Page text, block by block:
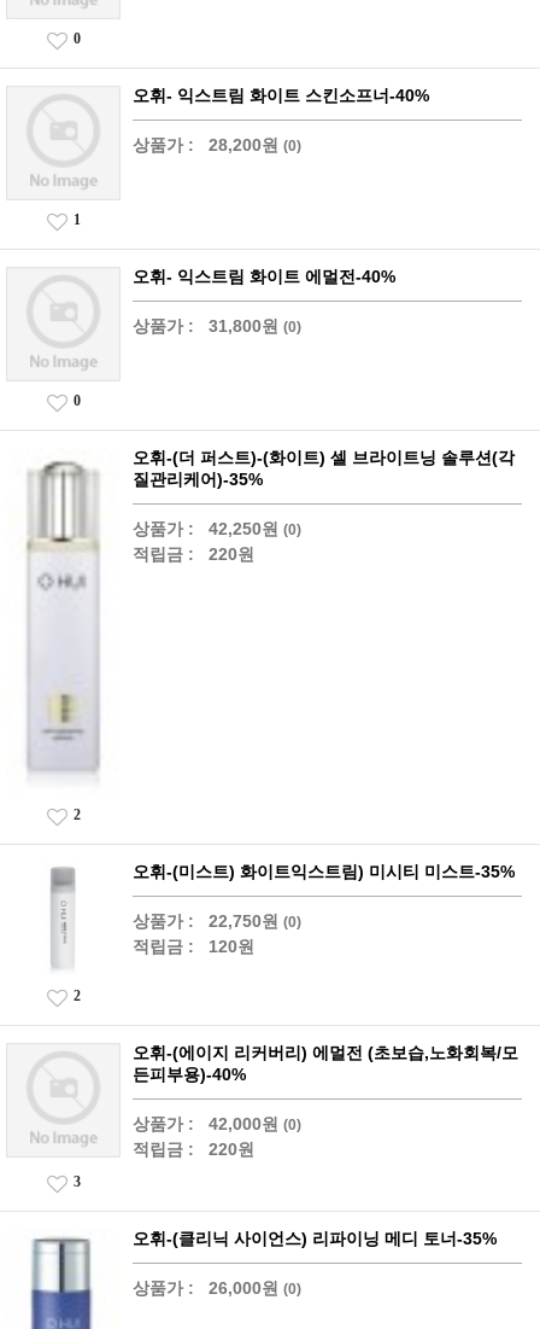
0
오휘- 익스트림 화이트 스킨소프너-40%
상품가 : 28,200원 (0)
1
오휘- 익스트림 화이트 에멀전-40%
상품가 : 31,800원 (0)
0
오휘-(더 퍼스트)-(화이트) 셀 브라이트닝 솔루션(각
질관리케어)-35%
상품가 : 42,250원 (0)
적립금 : 220원
2
오휘-(미스트) 화이트익스트림) 미시티 미스트-35%
상품가 : 22,750원 (0)
적립금 : 120원
2
오휘-(에이지 리커버리) 에멀전 (초보습,노화회복/모
든피부용)-40%
상품가 : 42,000원 (0)
적립금 : 220원
3
오휘-(클리닉 사이언스) 리파이닝 메디 토너-35%
상품가 : 26,000원 (0)